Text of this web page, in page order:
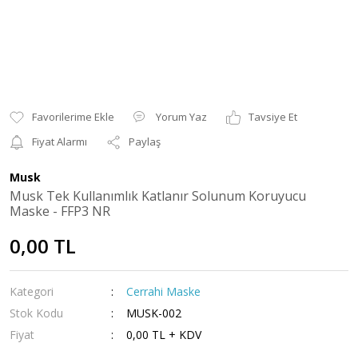
Yorum Yaz
Tavsiye Et
Fiyat Alarmı
Paylaş
Musk
Musk Tek Kullanımlık Katlanır Solunum Koruyucu
Maske - FFP3 NR
0,00 TL
Kategori
Cerrahi Maske
Stok Kodu
MUSK-002
Fiyat
0,00 TL + KDV